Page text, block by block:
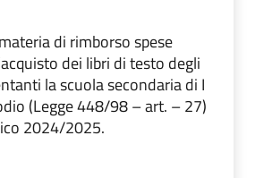
di rimborso spese
dei libri di testo degli
la scuola secondaria di I
(Legge 448/98 – art. – 27)
2024/2025.